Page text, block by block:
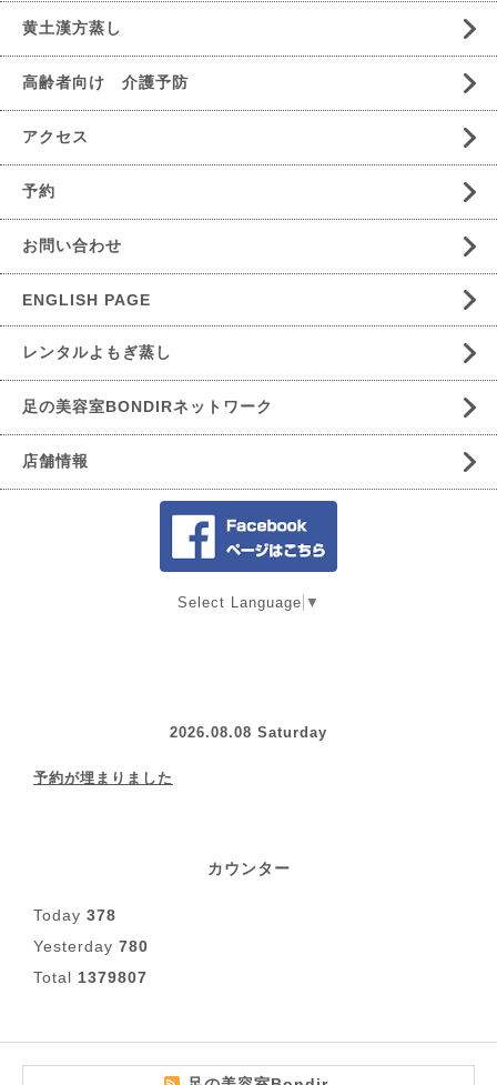
黄土漢方蒸し
高齢者向け 介護予防
アクセス
予約
お問い合わせ
ENGLISH PAGE
レンタルよもぎ蒸し
足の美容室BONDIRネットワーク
店舗情報
Select Language ▼
2026.08.08 Saturday
予約が埋まりました
カウンター
Today 378
Yesterday 780
Total 1379807